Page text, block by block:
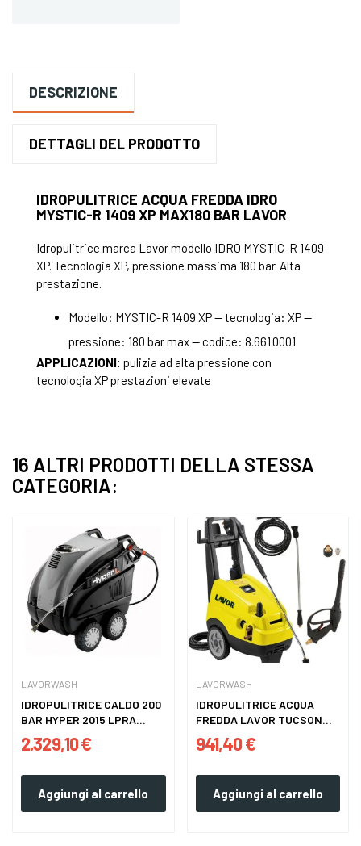
DESCRIZIONE
DETTAGLI DEL PRODOTTO
IDROPULITRICE ACQUA FREDDA IDRO
MYSTIC-R 1409 XP MAX180 BAR LAVOR
Idropulitrice marca Lavor modello IDRO MYSTIC-R 1409
XP. Tecnologia XP, pressione massima 180 bar. Alta
prestazione.
Modello: MYSTIC-R 1409 XP — tecnologia: XP —
pressione: 180 bar max — codice: 8.661.0001
APPLICAZIONI: pulizia ad alta pressione con
tecnologia XP prestazioni elevate
16 ALTRI PRODOTTI DELLA STESSA
CATEGORIA:
LAVORWASH
IDROPULITRICE CALDO 200
BAR HYPER 2015 LPRA
LAVOR
2.329,10 €
Aggiungi al carrello
LAVORWASH
IDROPULITRICE ACQUA
FREDDA LAVOR TUCSON
1509GL...
941,40 €
Aggiungi al carrello